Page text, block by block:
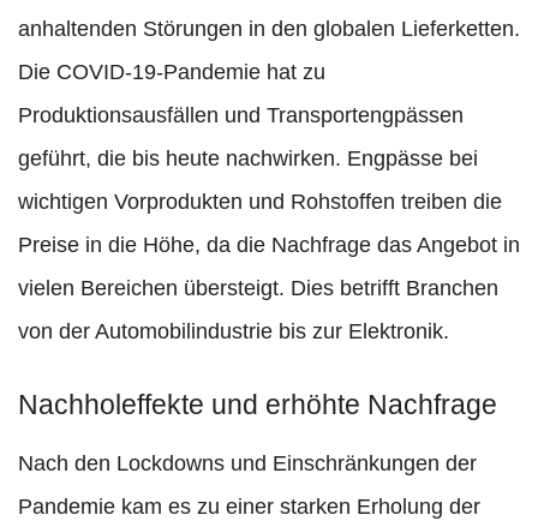
anhaltenden Störungen in den globalen Lieferketten.
Die COVID-19-Pandemie hat zu
Produktionsausfällen und Transportengpässen
geführt, die bis heute nachwirken. Engpässe bei
wichtigen Vorprodukten und Rohstoffen treiben die
Preise in die Höhe, da die Nachfrage das Angebot in
vielen Bereichen übersteigt. Dies betrifft Branchen
von der Automobilindustrie bis zur Elektronik.
Nachholeffekte und erhöhte Nachfrage
Nach den Lockdowns und Einschränkungen der
Pandemie kam es zu einer starken Erholung der